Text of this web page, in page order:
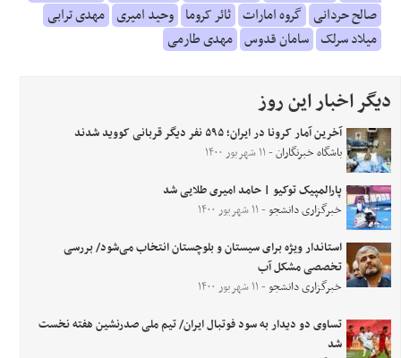
صالح حردانی گروه امارات ثائر کروما وحید امیری مهدی ترابی
میلاد سرلک سامان قدوس مهدی طارمی
دیگر اخبار این روز
آخرین آمار کرونا در ایران؛ ۵۹۵ نفر دیگر قربانی کووید شدند
باشگاه خبرنگاران- ۱۱ شهریور ۱۴۰۰
پارالمپیک توکیو | حامد امیری طلایی شد
خبرگزاری دانشجو- ۱۱ شهریور ۱۴۰۰
استاندار ویژه برای سیستان و بلوچستان انتخاب می‌شود/ بررسی
تخصصی مشکل آب
خبرگزاری دانشجو- ۱۱ شهریور ۱۴۰۰
تساوی دو دیدار به سود فوتبال ایران/ تیم ملی صدرنشین هفته نخست
شد